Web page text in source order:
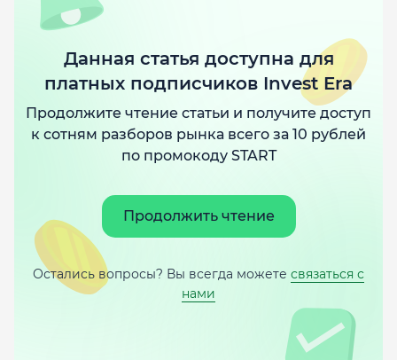
Данная статья доступна для
платных подписчиков Invest Era
Продолжите чтение статьи и получите доступ
к сотням разборов рынка всего за 10 рублей
по промокоду START
Продолжить чтение
Остались вопросы? Вы всегда можете связаться с
нами